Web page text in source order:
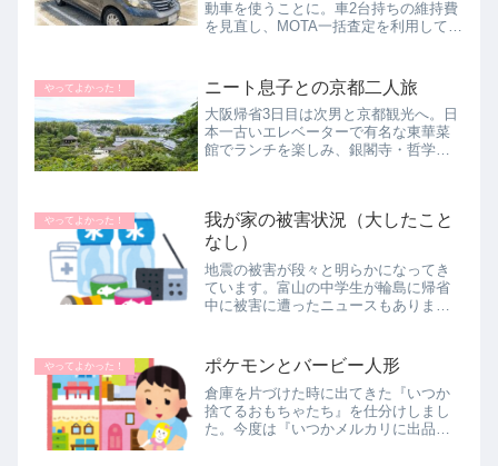
動車を使うことに。車2台持ちの維持費
を見直し、MOTA一括査定を利用して売
やってよかった！ ニート息子との京都二人旅
大阪帰省3日目は次男と京都観光へ。日
本一古いエレベーターで有名な東華菜
館でランチを楽しみ、銀閣寺・哲学の
す。
やってよかった！
我が家の被害状況（大したこと
なし）
地震の被害が段々と明らかになってき
ています。富山の中学生が輪島に帰省
中に被害に遭ったニュースもありまし
息子二人はそれぞれ自分の場所へ帰っ
て行き、夫は4日と5日をリモートワ
ー...
やってよかった！ ポケモンとバービー人形
倉庫を片づけた時に出てきた『いつか
捨てるおもちゃたち』を仕分けしまし
た。今度は『いつかメルカリに出品す